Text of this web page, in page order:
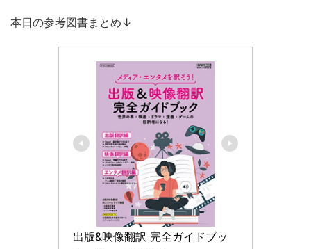
本日の参考図書まとめ↓
出版&映像翻訳 完全ガイドブッ